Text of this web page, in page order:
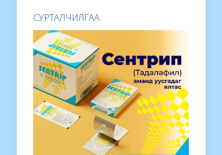
СУРТАЛЧИЛГАА